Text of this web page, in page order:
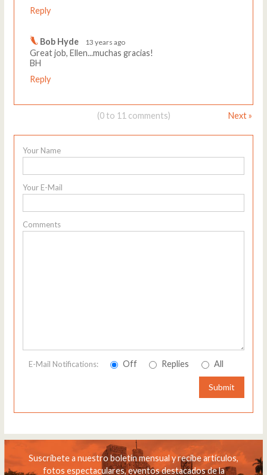
Reply
Bob Hyde 13 years ago
Great job, Ellen...muchas gracias!
BH
Reply
(0 to 11 comments) Next »
Your Name
Your E-Mail
Comments
E-Mail Notifications: Off Replies All
Submit
Suscríbete a nuestro boletín mensual y recibe artículos,
fotos espectaculares, eventos destacados de la